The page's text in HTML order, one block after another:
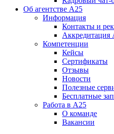
Об агентстве А25
Информация
Контакты и
Аккредитация
Компетенции
Кейсы
Сертификаты
Отзывы
Новости
Полезные
Бесплатные
Работа в А25
О команде
Вакансии